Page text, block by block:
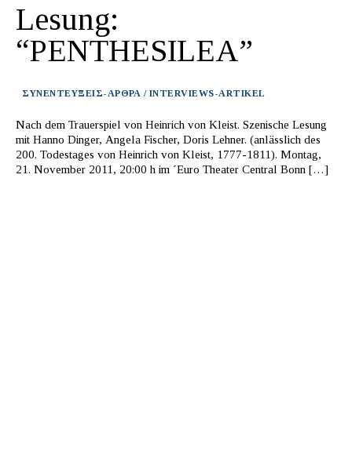
Lesung:
“PENTHESILEA”
ΣΥΝΕΝΤΕΥΞΕΙΣ-ΑΡΘΡΑ / INTERVIEWS-ARTIKEL
Nach dem Trauerspiel von Heinrich von Kleist. Szenische Lesung
mit Hanno Dinger, Angela Fischer, Doris Lehner. (anlässlich des
200. Todestages von Heinrich von Kleist, 1777-1811). Montag,
21. November 2011, 20:00 h im ´Euro Theater Central Bonn […]